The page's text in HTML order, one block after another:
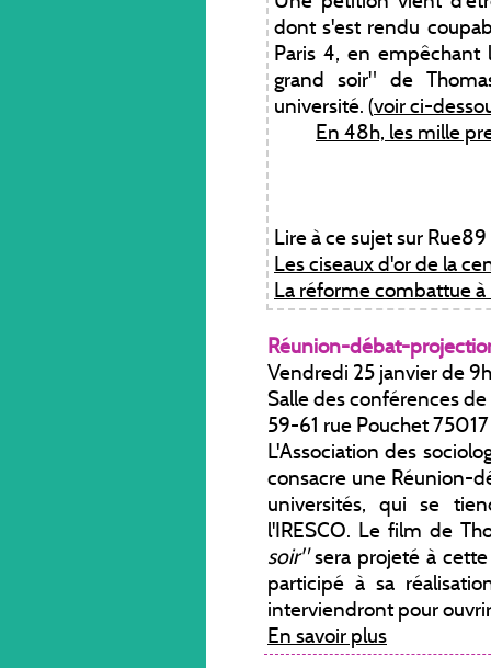
dont s'est rendu
Paris 4, en
grand soir" de
université. (voir ci-
En 48h, les mille
Lire à ce sujet sur Rue89
Les ciseaux d'or de la
La réforme combattue à
Réunion-débat-
Vendredi 25 janvier de
Salle des conférences de
59-61 rue Pouchet
L'Association des
consacre une Réunion-
universités, qui se
l'IRESCO. Le film de
soir"sera projeté à
participé à sa
interviendront pour
En savoir plus